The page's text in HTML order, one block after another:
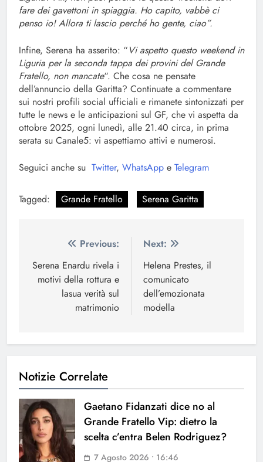
fare dei gavettoni in spiaggia. Ho capito, vabbè ci
penso io! Allora ti lascio perché ho gente, ciao”.
Infine, Serena ha asserito: “Vi aspetto questo weekend in
Liguria per la seconda tappa dei provini del Grande
Fratello, non mancate“. Che cosa ne pensate
dell’annuncio della Garitta? Continuate a commentare
sui nostri profili social ufficiali e rimanete sintonizzati per
tutte le news e le anticipazioni sul GF, che vi aspetta da
ottobre 2025, ogni lunedì, alle 21.40 circa, in prima
serata su Canale5: vi aspettiamo attivi e numerosi.
Seguici anche su Twitter, WhatsApp e Telegram
Tagged: Grande Fratello Serena Garitta
Navigazione
articoli
Previous:
Serena Enardu rivela i
motivi della rottura e
lasua verità sul
matrimonio
Next:
Helena Prestes, il
comunicato
dell’emozionata
modella
Notizie Correlate
Gaetano Fidanzati dice no al
Grande Fratello Vip: dietro la
scelta c’entra Belen Rodriguez?
7 Agosto 2026 • 16:46